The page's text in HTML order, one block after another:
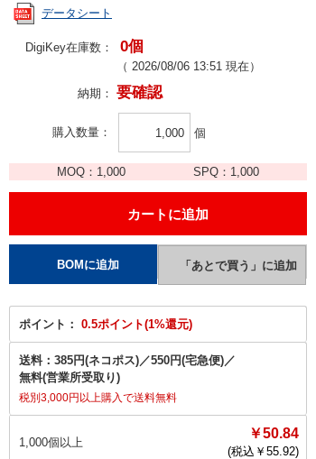
データシート
DigiKey在庫数： 0個
（ 2026/08/06 13:51 現在）
納期： 要確認
購入数量 個
MOQ： 1,000 SPQ： 1,000
ポイント： 0.5ポイント(1%還元)
送料： 385円(ネコポス)／550円(宅急便)／
無料(営業所受取り)
税別3,000円以上購入で送料無料
1,000個以上
￥50.84
(税込￥ 55.92)